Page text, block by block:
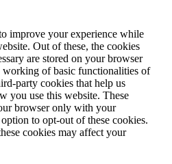
improve your experience while
Out of these, the cookies
are stored on your browser
working of basic functionalities of
party cookies that help us
you use this website. These
browser only with your
to opt-out of these cookies.
cookies may affect your